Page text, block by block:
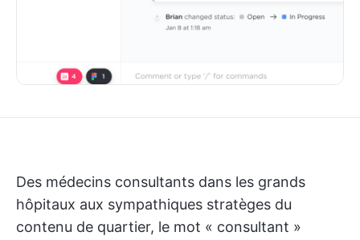
Des médecins consultants dans les grands
hôpitaux aux sympathiques stratèges du
contenu de quartier, le mot « consultant »